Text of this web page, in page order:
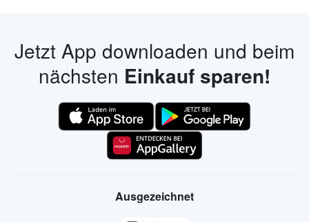
Jetzt App downloaden und beim
nächsten Einkauf sparen!
Ausgezeichnet